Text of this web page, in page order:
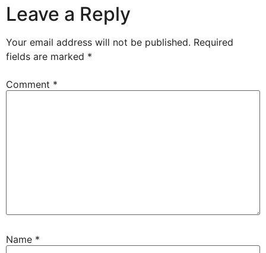
Leave a Reply
Your email address will not be published. Required
fields are marked *
Comment *
Name *